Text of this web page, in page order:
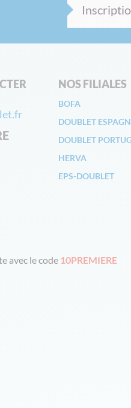
NOS FILIALES
BOFA
DOUBLET
DOUBLET
HERVA
EPS-DOUBLET
avec le code 10PREMIERE